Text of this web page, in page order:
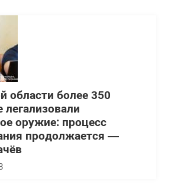
области более 350
оружие: процесс
продолжается —